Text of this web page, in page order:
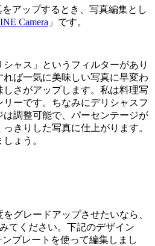
アップするとき、写真編集とし
Camera 」です。
ャス」というフィルターがあり
れば一気に美味しい写真に早変わ
しさがアップします。私は料理写
ーです。ちなみにデリシャスフ
は調整可能で、パーセンテージが
きりした写真に仕上がります。
ょう。
グレードアップさせたいなら、
てください。下記のデザイン
ンプレートを使って編集しまし